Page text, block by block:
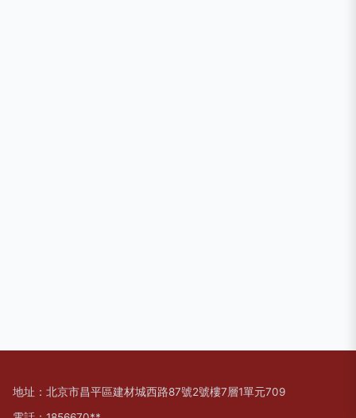
地址：北京市昌平區建材城西路87號2號樓7層1單元709